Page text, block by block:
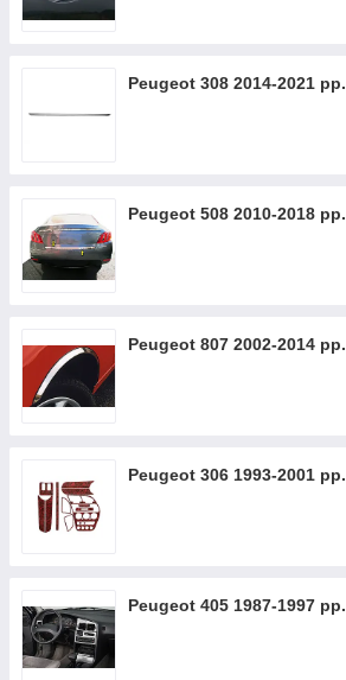
Peugeot 308 2014-2021 рр.
Peugeot 508 2010-2018 рр.
Peugeot 807 2002-2014 рр.
Peugeot 306 1993-2001 рр.
Peugeot 405 1987-1997 рр.